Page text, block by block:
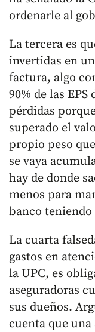
ordenarle al
La tercera es
invertidas en
factura, algo
90% de las
pérdidas
superado el
propio peso
se vaya
hay de donde
menos para
banco teniendo
La cuarta
gastos en
la UPC, es
aseguradoras
sus dueños.
cuenta que una